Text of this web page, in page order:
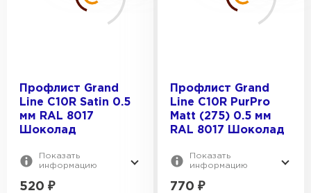
Профлист Grand
Line С10R Satin 0.5
мм RAL 8017
Шоколад
Показать
информацию
520 ₽
Профлист Grand
Line С10R PurPro
Matt (275) 0.5 мм
RAL 8017 Шоколад
Показать
информацию
770 ₽
Рулонная кровля